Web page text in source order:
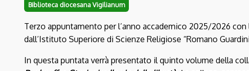
Biblioteca diocesana Vigilianum
Terzo appuntamento per l’anno accademico 2025/2026 con
dall’Istituto Superiore di Scienze Religiose “Romano
In questa puntata verrà presentato il quinto volume della